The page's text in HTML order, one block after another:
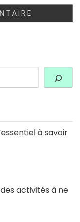
à savoir
activités à ne